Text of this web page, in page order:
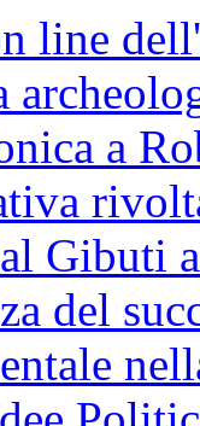
line
a
Gibuti
del